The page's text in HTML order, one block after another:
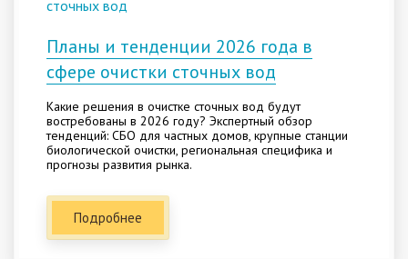
Планы и тенденции 2026 года в
сфере очистки сточных вод
Какие решения в очистке сточных вод будут
востребованы в 2026 году? Экспертный обзор
тенденций: СБО для частных домов, крупные станции
биологической очистки, региональная специфика и
прогнозы развития рынка.
Подробнее